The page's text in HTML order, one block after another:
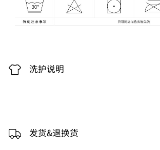
洗护说明
发货&退换货